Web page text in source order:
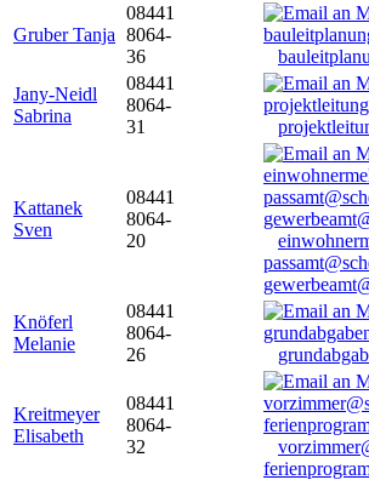
Gruber Tanja
08441
8064-
36
Jany-Neidl
Sabrina
08441
8064-
31
Kattanek
Sven
08441
8064-
20
Knöferl
Melanie
08441
8064-
26
Kreitmeyer
Elisabeth
08441
8064-
32